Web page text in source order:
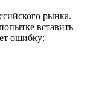
рынка.
вставить
ошибку: